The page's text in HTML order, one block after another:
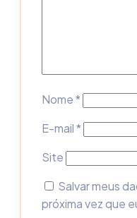
Nome*
E-mail*
Site
Salvar meus
próxima vez que